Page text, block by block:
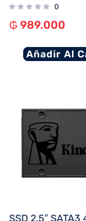
0
₲ 989.000
Añadir Al